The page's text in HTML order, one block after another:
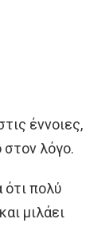
έννοιες,
λόγο.
πολύ
μιλάει